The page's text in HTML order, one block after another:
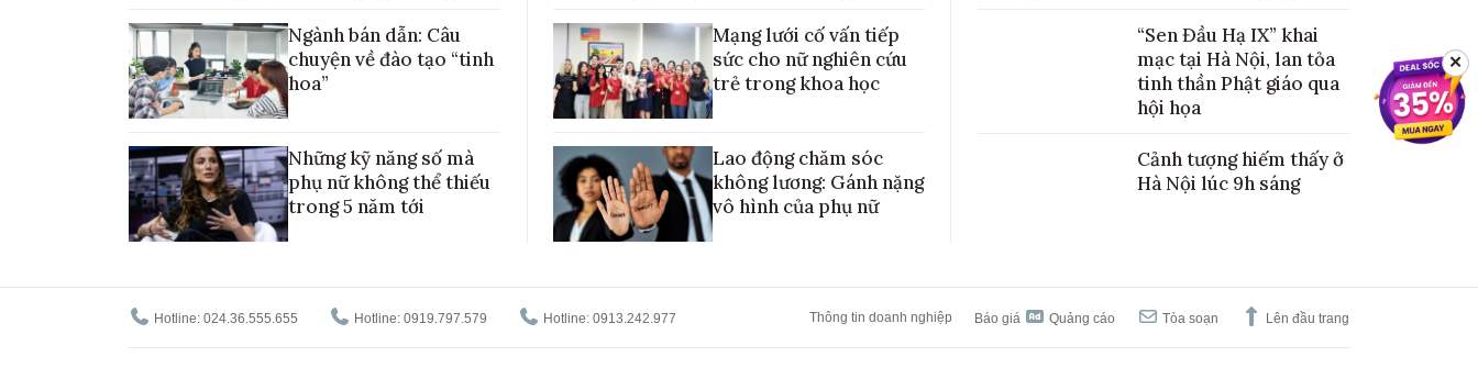
Ngành bán dẫn: Câu
chuyện về đào tạo “tinh
hoa”
Những kỹ năng số mà
phụ nữ không thể thiếu
trong 5 năm tới
Mạng lưới cố vấn tiếp
sức cho nữ nghiên cứu
trẻ trong khoa học
Lao động chăm sóc
không lương: Gánh nặng
vô hình của phụ nữ
“Sen Đầu Hạ IX” khai
mạc tại Hà Nội, lan tỏa
tinh thần Phật giáo qua
hội họa
Cảnh tượng hiếm thấy ở
Hà Nội lúc 9h sáng
Hotline: 024.36.555.655 Hotline: 0919.797.579 Hotline: 0913.242.977 Thông tin doanh nghiệp Báo giá Quảng cáo Tòa soạn Lên đầu trang
✕